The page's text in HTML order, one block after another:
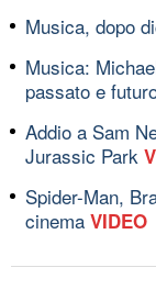
Musica, dopo
Musica:
passato e
Addio a Sam
Jurassic Park
Spider-Man,
cinema VIDEO